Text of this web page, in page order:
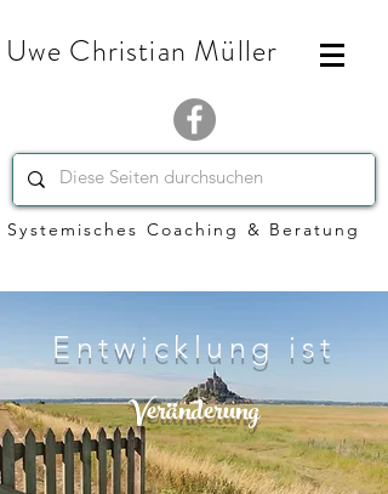
Uwe Christian Müller
Systemisches Coaching & Beratung
Entwicklung ist
Veränderung